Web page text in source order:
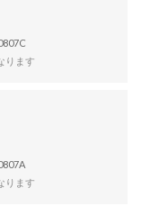
ります
ります